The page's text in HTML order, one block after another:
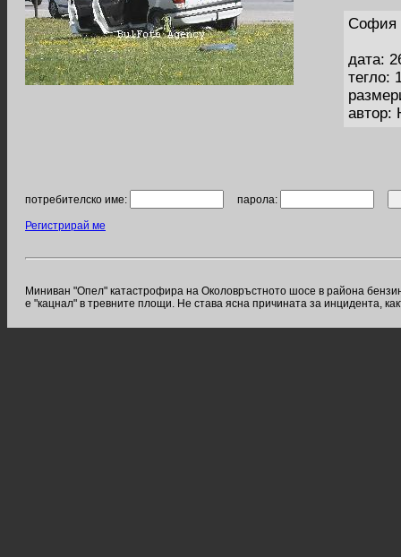
София
дата:
тегло:
автор:
потребителско име: парола:
Регистрирай ме
Миниван "Опел" катастрофира на Околовръстното шосе в района
е "кацнал" в тревните площи. Не става ясна причината за инцидента,